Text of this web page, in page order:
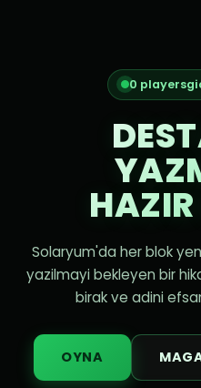
0
Solaryum'da her blok
yazilmayi bekleyen bir
birak ve adini
OYNA